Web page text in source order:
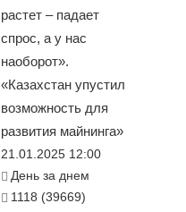
растет – падает
спрос, а у нас
наоборот».
«Казахстан упустил
возможность для
развития майнинга»
21.01.2025 12:00
День за днем
1118 (39669)